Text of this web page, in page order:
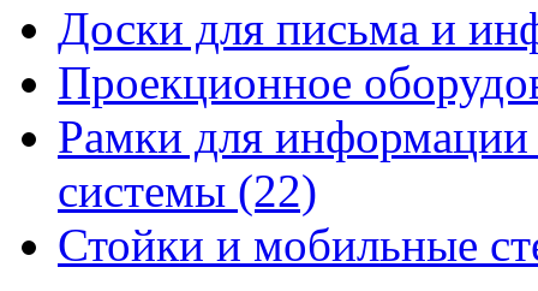
Доски для письма и
Проекционное
Рамки для
системы (22)
Стойки и мобильные